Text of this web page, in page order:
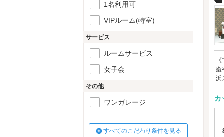
癒
浜
カ
1名利用可
VIPルーム(特室)
サービス
ルームサービス
女子会
その他
ワンガレージ
すべてのこだわり条件を見る